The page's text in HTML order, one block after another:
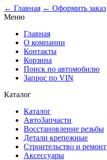
← Главная ← Оформить заказ
Меню
Главная
О компании
Контакты
Корзина
Поиск по автомобилю
Запрос по VIN
Каталог
Каталог
АвтоЗапчасти
Восстановление резьбы
Детали крепежные
Строительство и ремонт
Аксессуары